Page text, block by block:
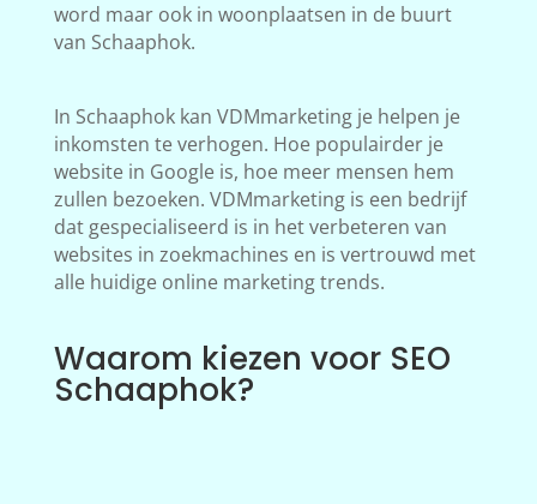
word maar ook in woonplaatsen in de buurt
van Schaaphok.
In Schaaphok kan VDMmarketing je helpen je
inkomsten te verhogen. Hoe populairder je
website in Google is, hoe meer mensen hem
zullen bezoeken. VDMmarketing is een bedrijf
dat gespecialiseerd is in het verbeteren van
websites in zoekmachines en is vertrouwd met
alle huidige online marketing trends.
Waarom kiezen voor SEO
Schaaphok?